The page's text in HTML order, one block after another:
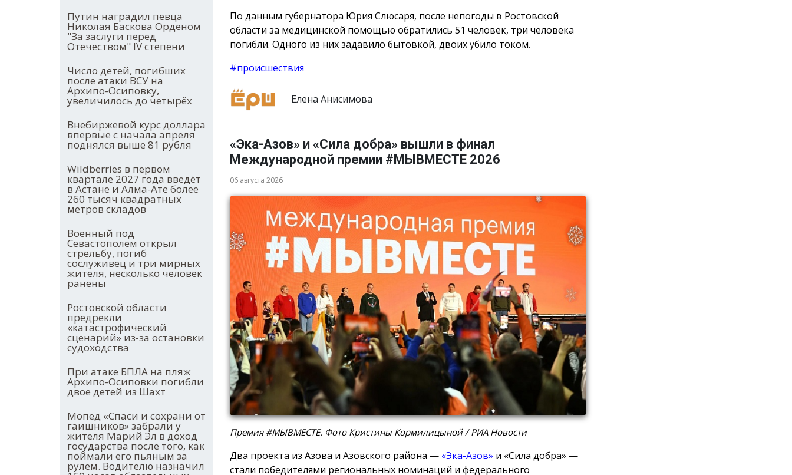
Путин наградил певца
Николая Баскова Орденом
"За заслуги перед
Отечеством" IV степени
Число детей, погибших
после атаки ВСУ на
Архипо-Осиповку,
увеличилось до четырёх
Внебиржевой курс доллара
впервые с начала апреля
поднялся выше 81 рубля
Wildberries в первом
квартале 2027 года введёт
в Астане и Алма-Ате более
260 тысяч квадратных
метров складов
Военный под
Севастополем открыл
стрельбу, погиб
сослуживец и три мирных
жителя, несколько человек
ранены
Ростовской области
предрекли
«катастрофический
сценарий» из-за остановки
судоходства
При атаке БПЛА на пляж
Архипо-Осиповки погибли
двое детей из Шахт
Мопед «Спаси и сохрани от
гаишников» забрали у
жителя Марий Эл в доход
государства после того, как
поймали его пьяным за
рулем. Водителю назначил
По данным губернатора Юрия Слюсаря, после непогоды в Ростовской
области за медицинской помощью обратились 51 человек, три человека
погибли. Одного из них задавило бытовкой, двоих убило током.
#происшествия
Елена Анисимова
«Эка-Азов» и «Сила добра» вышли в финал
Международной премии #МЫВМЕСТЕ 2026
06 августа 2026
Премия #МЫВМЕСТЕ. Фото Кристины Кормилицыной / РИА Новости
Два проекта из Азова и Азовского района — «Эка-Азов» и «Сила добра» —
стали победителями региональных номинаций и федерального